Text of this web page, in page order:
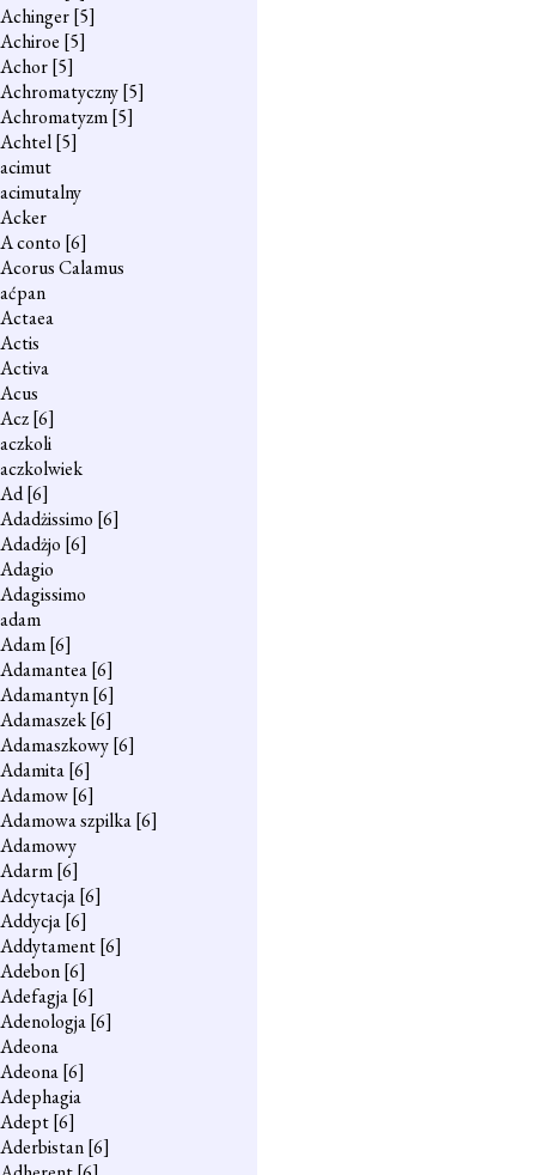
Achinger[5]
Achiroe [5]
Achor[5]
Achromatyczny[5]
Achromatyzm[5]
Achtel[5]
acimut
acimutalny
Acker
A conto [6]
Acorus Calamus
aćpan
Actaea
Actis
Activa
Acus
Acz[6]
aczkoli
aczkolwiek
Ad[6]
Adadżissimo [6]
Adadżjo [6]
Adagio
Adagissimo
adam
Adam[6]
Adamantea[6]
Adamantyn[6]
Adamaszek[6]
Adamaszkowy[6]
Adamita[6]
Adamow[6]
Adamowa szpilka[6]
Adamowy
Adarm[6]
Adcytacja[6]
Addycja[6]
Addytament[6]
Adebon[6]
Adefagja[6]
Adenologja[6]
Adeona
Adeona[6]
Adephagia
Adept[6]
Aderbistan[6]